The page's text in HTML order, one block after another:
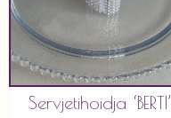
Servjetihoidja ‘BERTI’